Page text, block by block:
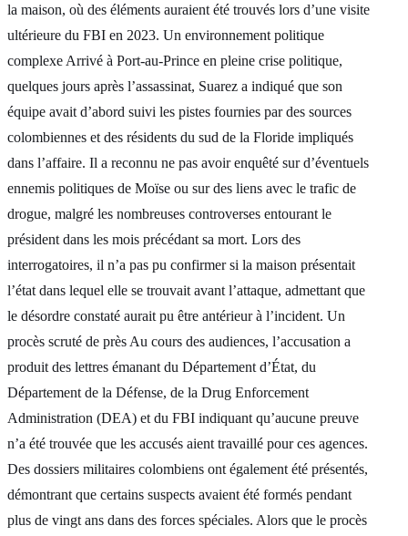
la maison, où des éléments auraient été trouvés lors d’une visite
ultérieure du FBI en 2023. Un environnement politique
complexe Arrivé à Port‑au‑Prince en pleine crise politique,
quelques jours après l’assassinat, Suarez a indiqué que son
équipe avait d’abord suivi les pistes fournies par des sources
colombiennes et des résidents du sud de la Floride impliqués
dans l’affaire. Il a reconnu ne pas avoir enquêté sur d’éventuels
ennemis politiques de Moïse ou sur des liens avec le trafic de
drogue, malgré les nombreuses controverses entourant le
président dans les mois précédant sa mort. Lors des
interrogatoires, il n’a pas pu confirmer si la maison présentait
l’état dans lequel elle se trouvait avant l’attaque, admettant que
le désordre constaté aurait pu être antérieur à l’incident. Un
procès scruté de près Au cours des audiences, l’accusation a
produit des lettres émanant du Département d’État, du
Département de la Défense, de la Drug Enforcement
Administration (DEA) et du FBI indiquant qu’aucune preuve
n’a été trouvée que les accusés aient travaillé pour ces agences.
Des dossiers militaires colombiens ont également été présentés,
démontrant que certains suspects avaient été formés pendant
plus de vingt ans dans des forces spéciales. Alors que le procès